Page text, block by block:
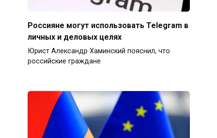
Россияне могут использовать Telegram в
личных и деловых целях
Юрист Александр Хаминский пояснил, что
российские граждане